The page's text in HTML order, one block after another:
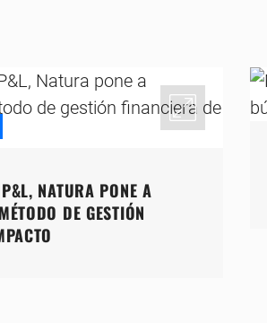
NATURA PONE A
DE GESTIÓN